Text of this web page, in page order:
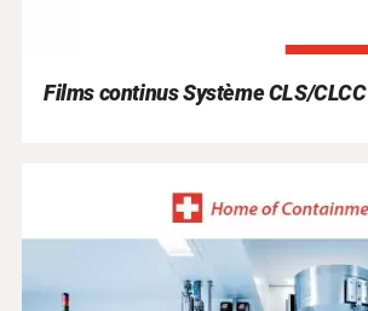
Films continus Système CLS/CLCC